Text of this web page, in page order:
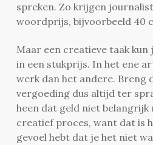
spreken. Zo krijgen
woordprijs, bijvoorbeeld 40
Maar een creatieve taak kun
in een stukprijs. In het ene
werk dan het andere. Breng
vergoeding dus altijd ter
heen dat geld niet belangrijk
creatief proces, want dat is
gevoel hebt dat je het niet